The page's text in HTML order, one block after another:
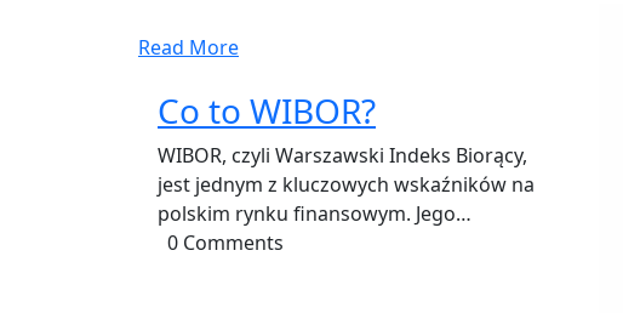
Read More
Co to WIBOR?
WIBOR, czyli Warszawski Indeks Biorący,
jest jednym z kluczowych wskaźników na
polskim rynku finansowym. Jego…
0 Comments